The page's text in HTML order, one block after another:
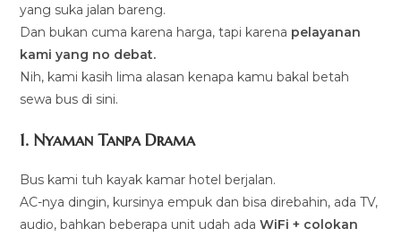
yang suka jalan bareng.
Dan bukan cuma karena harga, tapi karena pelayanan
kami yang no debat.
Nih, kami kasih lima alasan kenapa kamu bakal betah
sewa bus di sini.
1. Nyaman Tanpa Drama
Bus kami tuh kayak kamar hotel berjalan.
AC-nya dingin, kursinya empuk dan bisa direbahin, ada TV,
audio, bahkan beberapa unit udah adaWiFi + colokan